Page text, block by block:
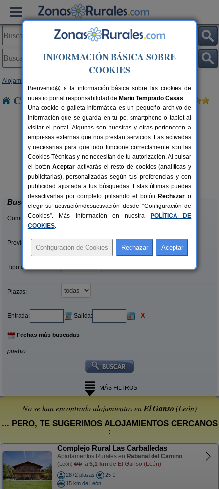
Alojamientos
Casas Rurales cerca de El Ganso
8+1 pers.
desde27 €
Complejo Rural Aguas Frías
La Omañuela (León)
Buscar
Comunidades:
Provincias/Islas:
Tipo alquiler:
Plazas:
Entrada: Salida: X
Fechas más buscadas
pueblo:
MÁS FILTROS
No se han encontrado alojamientos enEl Ganso (León)
... PERO, TE SUGERIMOS ALOJAMIENTOS CERCANOS
:
Complejo Rural Las Carballedas
Apartamentos Rurales en Rabanal del Camino
(León) a 5,1 km de El Ganso (León)
28+2 plazas
25 €
15 km de León
INFORMACIÓN BÁSICA SOBRE
COOKIES
Bienvenid@ a la información básica sobre las cookies de
nuestro portal responsabilidad de Mario Temprado Casas.
Una cookie o galleta informática es un pequeño archivo de
información que se guarda en tu pc, smartphone o tablet al
visitar el portal. Algunas son nuestras y otras pertenecen a
empresas externas que nos prestan servicios. Las activadas
y necesarias para que todo funcione correctamente son las
Cookies Técnicas y no necesitan de tu autorización. Al pulsar
el botónAceptar activarás el resto de cookies (analíticas y
publicitarias), personalizadas según tus preferencias y con
publicidad ajustada a tus búsquedas. Estas últimas puedes
desactivarlas por completo pulsando el botón Rechazar o
elegir su activación/desactivación desde “Configuración de
Cookies”. Más información en nuestra
POLÍTICA DE
COOKIES.